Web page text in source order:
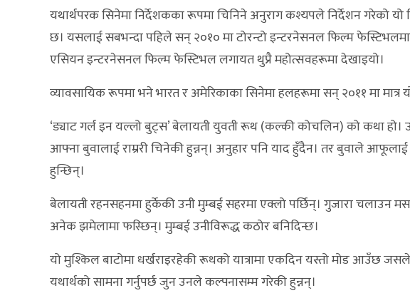
यथार्थपरक सिनेमा निर्देशकका रूपमा चिनिने अनुराग कश्यपले निर्देशन गरेको
छ। यसलाई सबभन्दा पहिले सन् २०१० मा टोरन्टो इन्टरनेसनल फिल्म
एसियन इन्टरनेसनल फिल्म फेस्टिभल लगायत थुप्रै महोत्सवहरूमा देखाइयो।
व्यावसायिक रूपमा भने भारत र अमेरिकाका सिनेमा हलहरूमा सन् २०११ मा मात्र
‘ड्याट गर्ल इन यल्लो बुट्स’ बेलायती युवती रूथ (कल्की कोचलिन) को कथा
आफ्ना बुवालाई राम्ररी चिनेकी हुन्नन्। अनुहार पनि याद हुँदैन। तर बुवाले
हुन्छिन्।
बेलायती रहनसहनमा हुर्केकी उनी मुम्बई सहरमा एक्लो पर्छिन्। गुजारा चलाउन
अनेक झमेलामा फस्छिन्। मुम्बई उनीविरूद्ध कठोर बनिदिन्छ।
यो मुश्किल बाटोमा धर्खराइरहेकी रूथको यात्रामा एकदिन यस्तो मोड आउँछ
यथार्थको सामना गर्नुपर्छ जुन उनले कल्पनासम्म गरेकी हुन्नन्।